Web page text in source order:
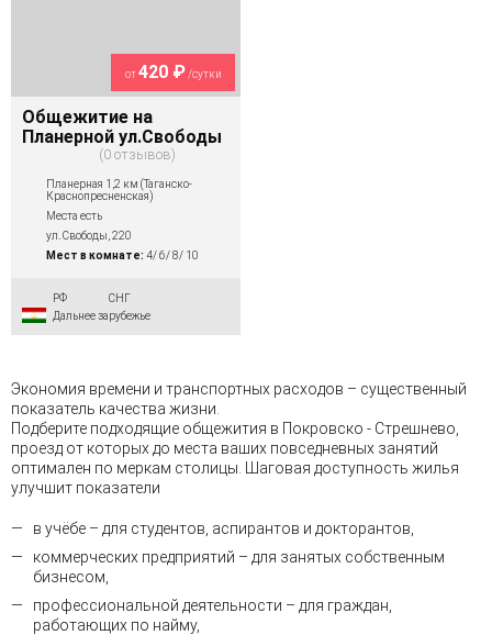
от420 ₽ /сутки
Общежитие на
Планерной ул.Свободы
0 отзывов
Планерная 1,2 км (Таганско-
Краснопресненская)
Места есть
ул. Свободы, 220
Мест в комнате: 4/ 6/ 8/ 10
РФ
СНГ
Дальнее зарубежье
Экономия времени и транспортных расходов – существенный
показатель качества жизни.
Подберите подходящие общежития в Покровско - Стрешнево,
проезд от которых до места ваших повседневных занятий
оптимален по меркам столицы. Шаговая доступность жилья
улучшит показатели
в учёбе – для студентов, аспирантов и докторантов,
коммерческих предприятий – для занятых собственным
бизнесом,
профессиональной деятельности – для граждан,
работающих по найму,